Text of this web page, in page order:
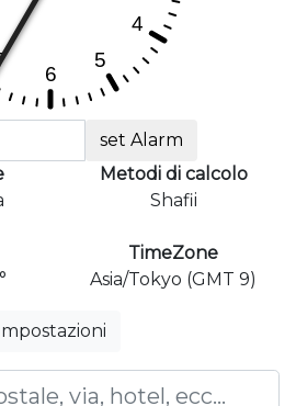
set Alarm
Metodi di calcolo
Shafii
TimeZone
Asia/Tokyo (GMT 9)